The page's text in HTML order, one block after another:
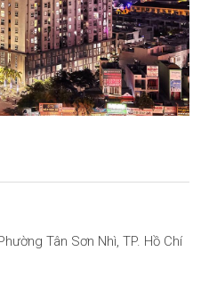
Tân Sơn Nhì, TP. Hồ Chí